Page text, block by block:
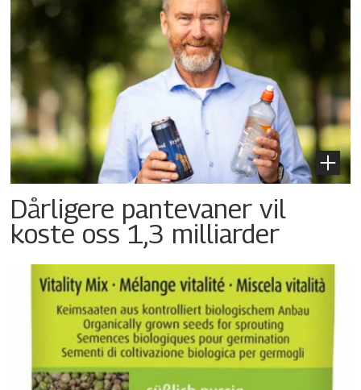
Dårligere pantevaner vil
koste oss 1,3 milliarder